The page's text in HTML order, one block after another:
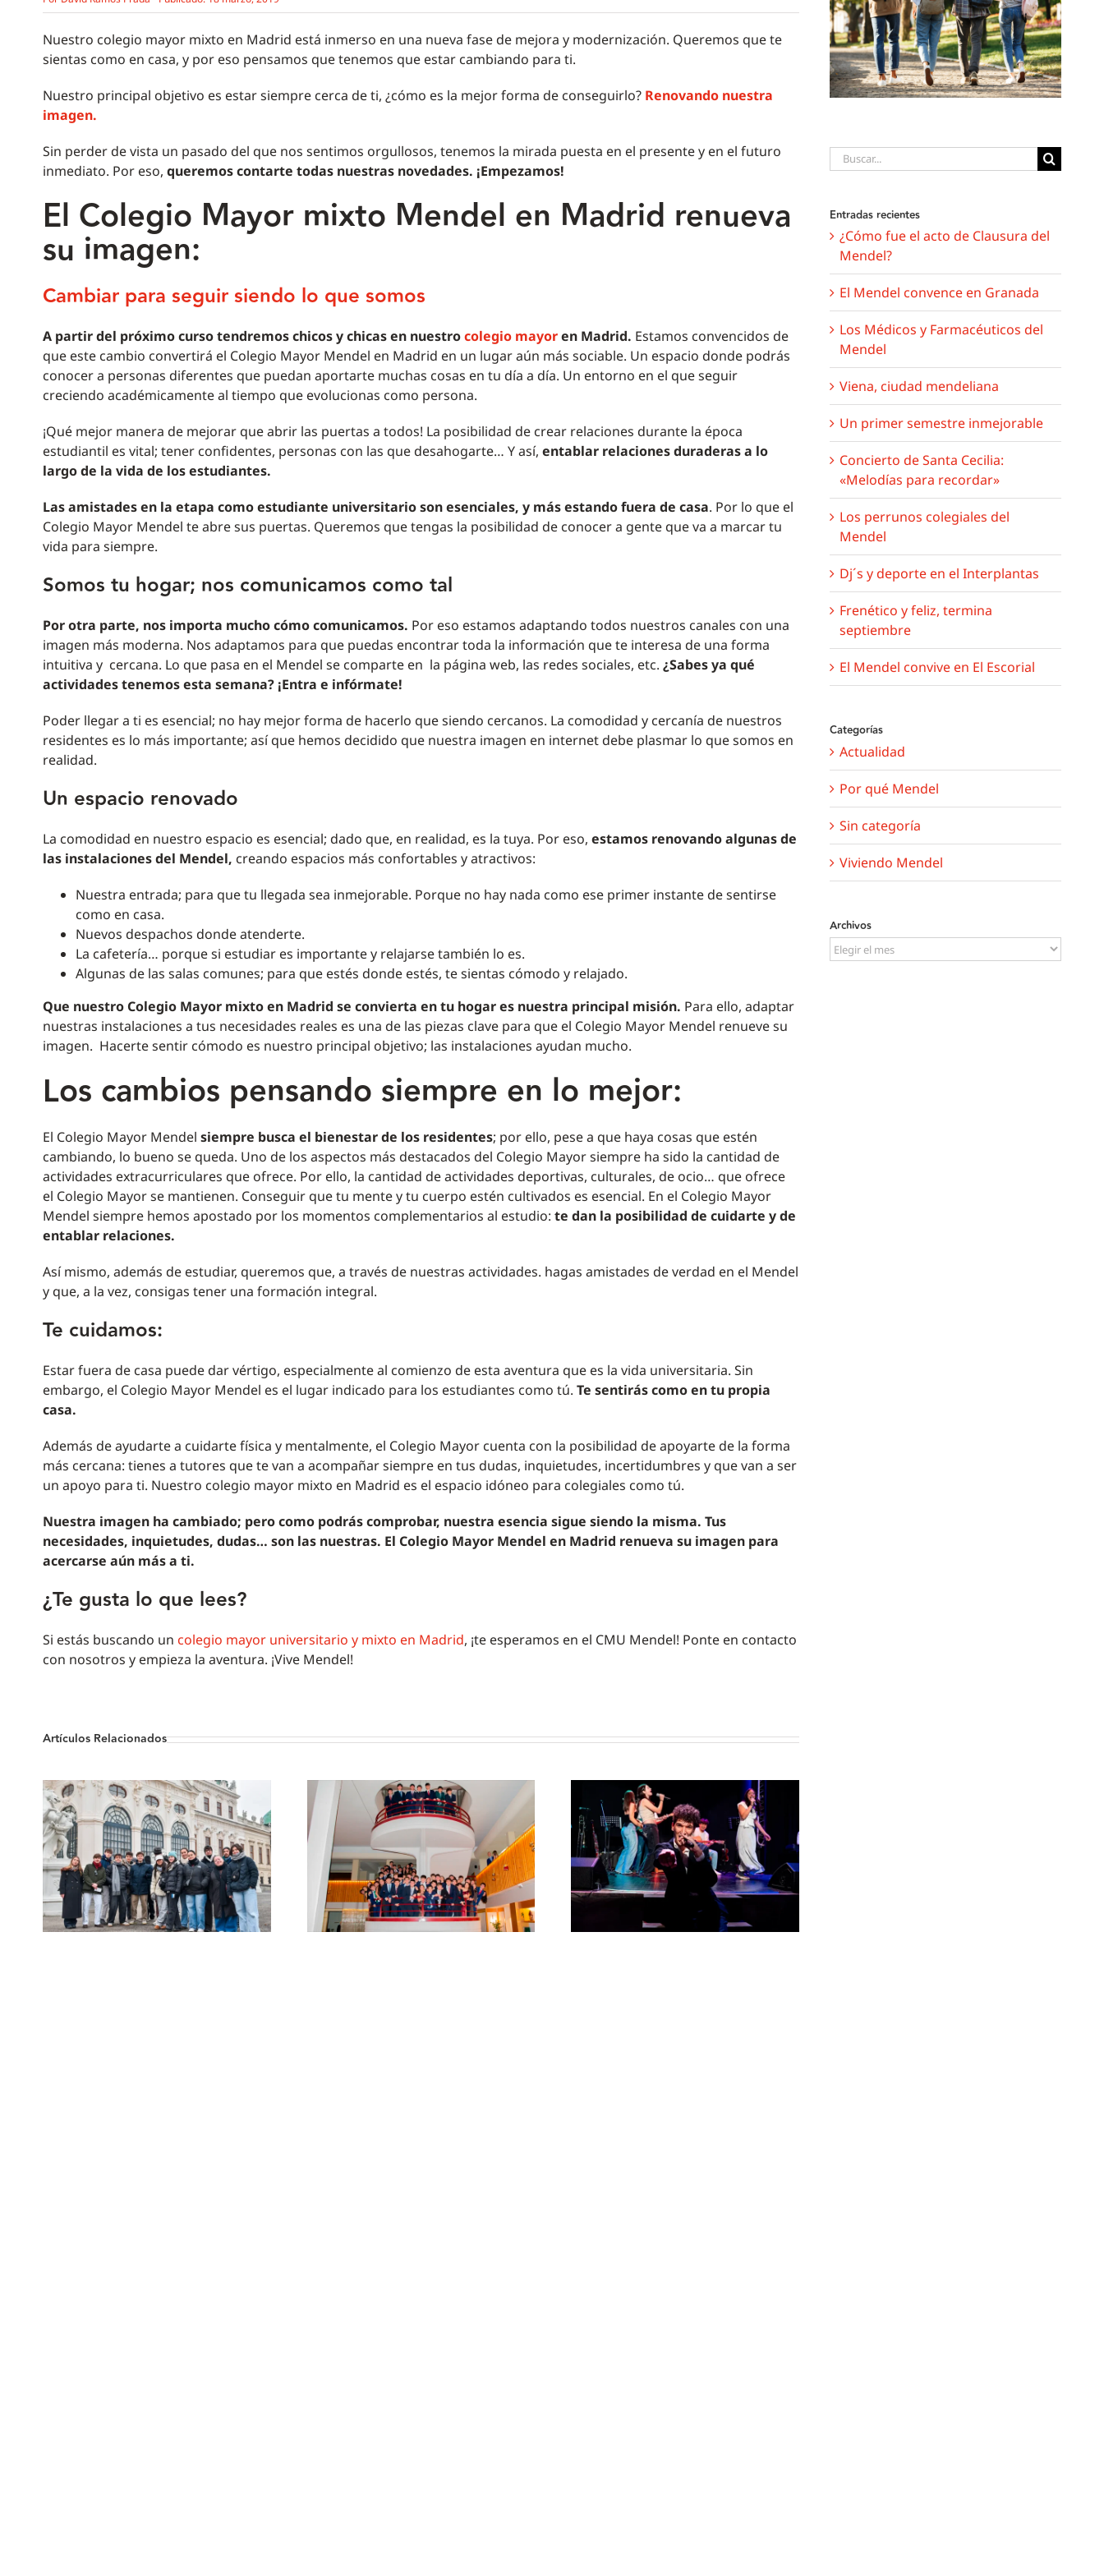
Nuestro colegio mayor mixto en Madrid está inmerso en una nueva fase de mejora y modernización. Queremos que te
sientas como en casa, y por eso pensamos que tenemos que estar cambiando para ti.
Nuestro principal objetivo es estar siempre cerca de ti, ¿cómo es la mejor forma de conseguirlo?Renovando nuestra
imagen.
Sin perder de vista un pasado del que nos sentimos orgullosos, tenemos la mirada puesta en el presente y en el futuro
inmediato. Por eso, queremos contarte todas nuestras novedades. ¡Empezamos!
El Colegio Mayor mixto Mendel en Madrid renueva
su imagen:
Cambiar para seguir siendo lo que somos
A partir del próximo curso tendremos chicos y chicas en nuestrocolegio mayoren Madrid. Estamos convencidos de
que este cambio convertirá el Colegio Mayor Mendel en Madrid en un lugar aún más sociable. Un espacio donde podrás
conocer a personas diferentes que puedan aportarte muchas cosas en tu día a día. Un entorno en el que seguir
creciendo académicamente al tiempo que evolucionas como persona.
¡Qué mejor manera de mejorar que abrir las puertas a todos! La posibilidad de crear relaciones durante la época
estudiantil es vital; tener confidentes, personas con las que desahogarte… Y así, entablar relaciones duraderas a lo
largo de la vida de los estudiantes.
Las amistades en la etapa como estudiante universitario son esenciales, y más estando fuera de casa. Por lo que el
Colegio Mayor Mendel te abre sus puertas. Queremos que tengas la posibilidad de conocer a gente que va a marcar tu
vida para siempre.
Somos tu hogar; nos comunicamos como tal
Por otra parte, nos importa mucho cómo comunicamos. Por eso estamos adaptando todos nuestros canales con una
imagen más moderna. Nos adaptamos para que puedas encontrar toda la información que te interesa de una forma
intuitiva y cercana. Lo que pasa en el Mendel se comparte en la página web, las redes sociales, etc. ¿Sabes ya qué
actividades tenemos esta semana? ¡Entra e infórmate!
Poder llegar a ti es esencial; no hay mejor forma de hacerlo que siendo cercanos. La comodidad y cercanía de nuestros
residentes es lo más importante; así que hemos decidido que nuestra imagen en internet debe plasmar lo que somos en
realidad.
Un espacio renovado
La comodidad en nuestro espacio es esencial; dado que, en realidad, es la tuya. Por eso, estamos renovando algunas de
las instalaciones del Mendel, creando espacios más confortables y atractivos:
Nuestra entrada; para que tu llegada sea inmejorable. Porque no hay nada como ese primer instante de sentirse
como en casa.
Nuevos despachos donde atenderte.
La cafetería… porque si estudiar es importante y relajarse también lo es.
Algunas de las salas comunes; para que estés donde estés, te sientas cómodo y relajado.
Que nuestro Colegio Mayor mixto en Madrid se convierta en tu hogar es nuestra principal misión. Para ello, adaptar
nuestras instalaciones a tus necesidades reales es una de las piezas clave para que el Colegio Mayor Mendel renueve su
imagen. Hacerte sentir cómodo es nuestro principal objetivo; las instalaciones ayudan mucho.
Los cambios pensando siempre en lo mejor:
El Colegio Mayor Mendel siempre busca el bienestar de los residentes; por ello, pese a que haya cosas que estén
cambiando, lo bueno se queda. Uno de los aspectos más destacados del Colegio Mayor siempre ha sido la cantidad de
actividades extracurriculares que ofrece. Por ello, la cantidad de actividades deportivas, culturales, de ocio… que ofrece
el Colegio Mayor se mantienen. Conseguir que tu mente y tu cuerpo estén cultivados es esencial. En el Colegio Mayor
Mendel siempre hemos apostado por los momentos complementarios al estudio: te dan la posibilidad de cuidarte y de
entablar relaciones.
Así mismo, además de estudiar, queremos que, a través de nuestras actividades. hagas amistades de verdad en el Mendel
y que, a la vez, consigas tener una formación integral.
Te cuidamos:
Estar fuera de casa puede dar vértigo, especialmente al comienzo de esta aventura que es la vida universitaria. Sin
embargo, el Colegio Mayor Mendel es el lugar indicado para los estudiantes como tú. Te sentirás como en tu propia
casa.
Además de ayudarte a cuidarte física y mentalmente, el Colegio Mayor cuenta con la posibilidad de apoyarte de la forma
más cercana: tienes a tutores que te van a acompañar siempre en tus dudas, inquietudes, incertidumbres y que van a ser
un apoyo para ti. Nuestro colegio mayor mixto en Madrid es el espacio idóneo para colegiales como tú.
Nuestra imagen ha cambiado; pero como podrás comprobar, nuestra esencia sigue siendo la misma. Tus
necesidades, inquietudes, dudas… son las nuestras. El Colegio Mayor Mendel en Madrid renueva su imagen para
acercarse aún más a ti.
¿Te gusta lo que lees?
Si estás buscando un colegio mayor universitario y mixto en Madrid, ¡te esperamos en el CMU Mendel! Ponte en contacto
con nosotros y empieza la aventura. ¡Vive Mendel!
Artículos Relacionados
Un primer semestre
inmejorable
Concierto de Santa
Cecilia: «Melodías
para recordar»
Los perrunos
colegiales del
Mendel
Buscar:
Entradas recientes
¿Cómo fue el acto de Clausura del
Mendel?
El Mendel convence en Granada
Los Médicos y Farmacéuticos del
Mendel
Viena, ciudad mendeliana
Un primer semestre inmejorable
Concierto de Santa Cecilia:
«Melodías para recordar»
Los perrunos colegiales del
Mendel
Dj´s y deporte en el Interplantas
Frenético y feliz, termina
septiembre
El Mendel convive en El Escorial
Categorías
Actualidad
Por qué Mendel
Sin categoría
Viviendo Mendel
Archivos
Archivos